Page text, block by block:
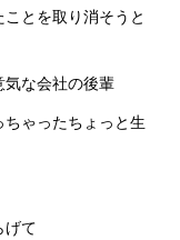
とを取り消そうと
な会社の後輩
ゃったちょっと生
げて